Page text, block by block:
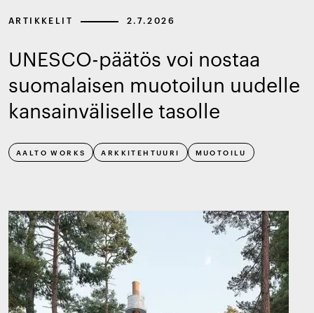
ARTIKKELIT 2.7.2026
UNESCO-päätös voi nostaa
suomalaisen muotoilun uudelle
kansainväliselle tasolle
AALTO WORKS ARKKITEHTUURI MUOTOILU